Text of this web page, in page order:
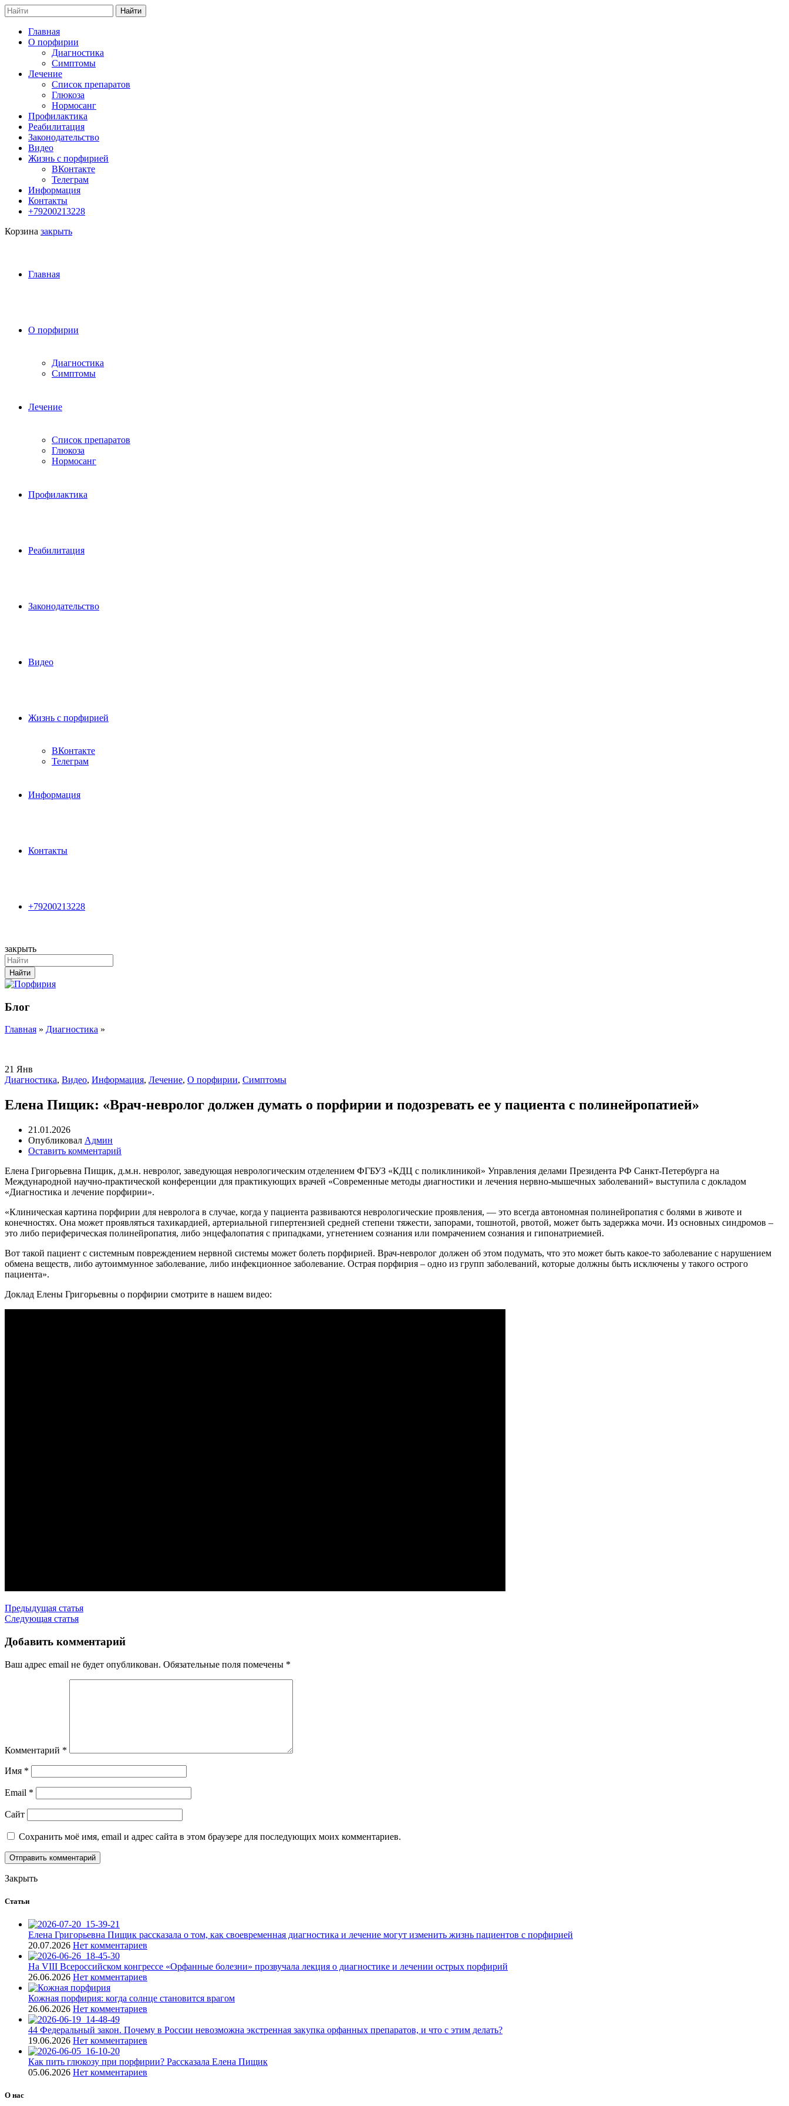
Search
for:
Найти
Главная
О порфирии
Диагностика
Симптомы
Лечение
Список препаратов
Глюкоза
Нормосанг
Профилактика
Реабилитация
Законодательство
Видео
Жизнь с порфирией
ВКонтакте
Телеграм
Информация
Контакты
+79200213228
Корзина закрыть
Главная
О порфирии
Диагностика
Симптомы
Лечение
Список препаратов
Глюкоза
Нормосанг
Профилактика
Реабилитация
Законодательство
Видео
Жизнь с порфирией
ВКонтакте
Телеграм
Информация
Контакты
+79200213228
закрыть
Search
for:Найти
Блог
Главная » Диагностика »
21 Янв
Диагностика, Видео, Информация, Лечение, О порфирии, Симптомы
Елена Пищик: «Врач-невролог должен думать о порфирии и подозревать ее у пациента с полинейропатией»
21.01.2026
Опубликовал Админ
Оставить комментарий
Елена Григорьевна Пищик, д.м.н. невролог, заведующая неврологическим отделением ФГБУЗ «КДЦ с поликлиникой» Управления делами Президента РФ Санкт-Петербурга на
Международной научно-практической конференции для практикующих врачей «Современные методы диагностики и лечения нервно-мышечных заболеваний» выступила с докладом
«Диагностика и лечение порфирии».
«Клиническая картина порфирии для невролога в случае, когда у пациента развиваются неврологические проявления, — это всегда автономная полинейропатия с болями в животе и
конечностях. Она может проявляться тахикардией, артериальной гипертензией средней степени тяжести, запорами, тошнотой, рвотой, может быть задержка мочи. Из основных синдромов –
это либо периферическая полинейропатия, либо энцефалопатия с припадками, угнетением сознания или помрачением сознания и гипонатриемией.
Вот такой пациент с системным повреждением нервной системы может болеть порфирией. Врач-невролог должен об этом подумать, что это может быть какое-то заболевание с нарушением
обмена веществ, либо аутоиммунное заболевание, либо инфекционное заболевание. Острая порфирия – одно из групп заболеваний, которые должны быть исключены у такого острого
пациента».
Доклад Елены Григорьевны о порфирии смотрите в нашем видео:
Предыдущая статья
Следующая статья
Добавить комментарий
Ваш адрес email не будет опубликован. Обязательные поля помечены *
Комментарий *
Имя *
Email *
Сайт
Сохранить моё имя, email и адрес сайта в этом браузере для последующих моих комментариев.
Закрыть
Статьи
Елена Григорьевна Пищик рассказала о том, как своевременная диагностика и лечение могут изменить жизнь пациентов с порфирией
20.07.2026 Нет комментариев
На VIII Всероссийском конгрессе «Орфанные болезни» прозвучала лекция о диагностике и лечении острых порфирий
26.06.2026 Нет комментариев
Кожная порфирия: когда солнце становится врагом
26.06.2026 Нет комментариев
44 Федеральный закон. Почему в России невозможна экстренная закупка орфанных препаратов, и что с этим делать?
19.06.2026 Нет комментариев
Как пить глюкозу при порфирии? Рассказала Елена Пищик
05.06.2026 Нет комментариев
О нас